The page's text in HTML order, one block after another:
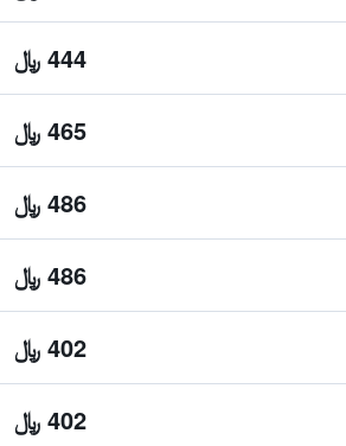
444 ﷼
465 ﷼
486 ﷼
486 ﷼
402 ﷼
402 ﷼